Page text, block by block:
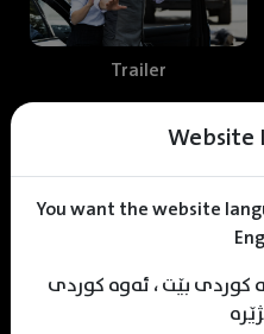
Website
You want the website
کوردی بێت ، ئەوە کوردی
Trailer